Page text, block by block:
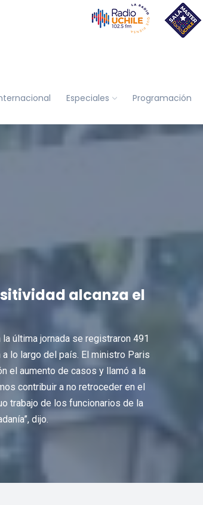
Especiales Programación
alcanza el
última jornada se registraron 491
lo largo del país. El ministro Paris
el aumento de casos y llamó a la
contribuir a no retroceder en el
trabajo de los funcionarios de la
dijo.